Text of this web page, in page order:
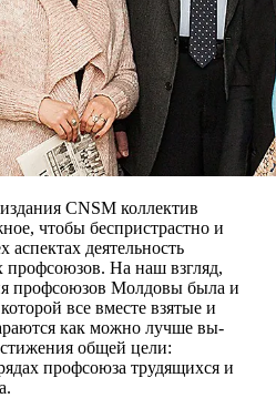
CNSM коллектив
чтобы беспристрастно и
аспектах деятельность
профсоюзов. На наш взгляд,
профсоюзов Молдовы была и
все вместе взятые и
как можно лучше вы­
общей цели:
профсоюза трудящихся и